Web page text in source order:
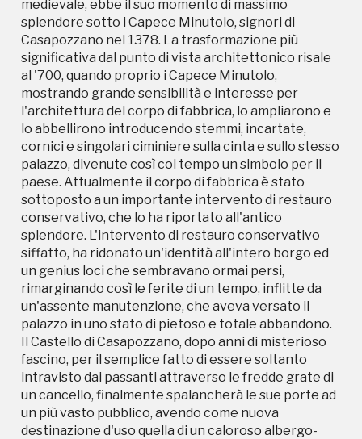
medievale, ebbe il suo momento di massimo
splendore sotto i Capece Minutolo, signori di
Casapozzano nel 1378. La trasformazione più
significativa dal punto di vista architettonico risale
al '700, quando proprio i Capece Minutolo,
mostrando grande sensibilità e interesse per
l'architettura del corpo di fabbrica, lo ampliarono e
lo abbellirono introducendo stemmi, incartate,
cornici e singolari ciminiere sulla cinta e sullo stesso
palazzo, divenute così col tempo un simbolo per il
paese. Attualmente il corpo di fabbrica è stato
sottoposto a un importante intervento di restauro
conservativo, che lo ha riportato all'antico
splendore. L'intervento di restauro conservativo
siffatto, ha ridonato un'identità all'intero borgo ed
un genius loci che sembravano ormai persi,
rimarginando così le ferite di un tempo, inflitte da
un'assente manutenzione, che aveva versato il
palazzo in uno stato di pietoso e totale abbandono.
Il Castello di Casapozzano, dopo anni di misterioso
fascino, per il semplice fatto di essere soltanto
intravisto dai passanti attraverso le fredde grate di
un cancello, finalmente spalancherà le sue porte ad
un più vasto pubblico, avendo come nuova
destinazione d'uso quella di un caloroso albergo-
siffatto, ha ridonato un'identità all'intero borgo ed
un genius loci che sembravano ormai persi,
rimarginando così le ferite di un tempo, inflitte da
un'assente manutenzione, che aveva versato il
palazzo in uno stato di pietoso e totale abbandono.
Il Castello di Casapozzano, dopo anni di misterioso
fascino, per il semplice fatto di essere soltanto
intravisto dai passanti attraverso le fredde grate di
un cancello, finalmente spalancherà le sue porte ad
un più vasto pubblico, avendo come nuova
destinazione d'uso quella di un caloroso albergo-
ristorante.
Storico campagne in questo
luogo